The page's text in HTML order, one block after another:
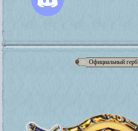
Официальный герб